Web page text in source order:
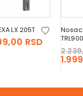
LX 205T
RSD Current
price
Nosac
TRL900